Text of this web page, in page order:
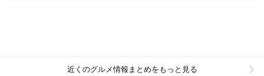
近くのグルメ情報まとめをもっと見る